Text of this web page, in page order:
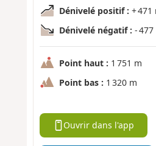
Dénivelé positif : + 471
Dénivelé négatif : - 477
Point haut : 1 751 m
Point bas : 1 320 m
Ouvrir dans l'app